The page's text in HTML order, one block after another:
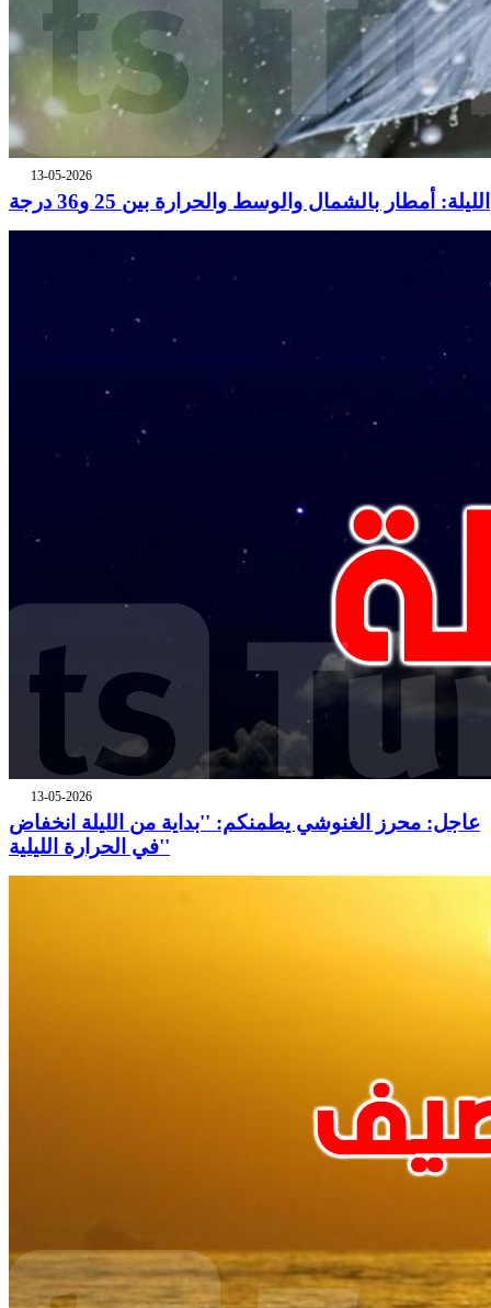
13-05-2026
الليلة: أمطار بالشمال والوسط والحرارة بين 25 و36 درجة
13-05-2026
عاجل: محرز الغنوشي يطمنكم: ''بداية من الليلة انخفاض
في الحرارة الليلية''